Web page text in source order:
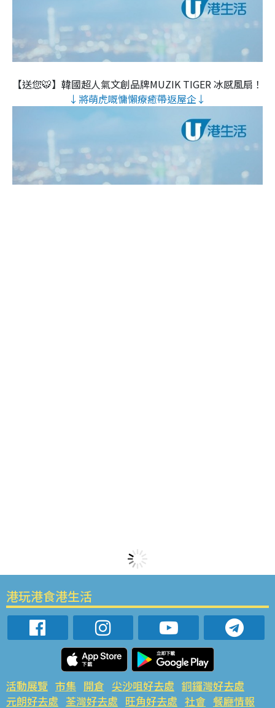
【送您🐯】韓國超人氣文創品牌MUZIK TIGER 冰感風扇！
↓將萌虎嘅慵懶療癒帶返屋企↓
港玩港食港生活
活動展覽 市集 開倉 尖沙咀好去處 銅鑼灣好去處
元朗好去處 荃灣好去處 旺角好去處 社會 餐廳情報